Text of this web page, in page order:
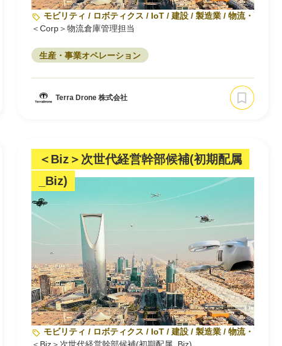
モビリティ / ロボティクス / IoT / 建設 / 製造業 / 物流・配送
＜Corp＞物流倉庫管理担当
生産・事業オペレーション
Terra Drone 株式会社
＜Biz＞次世代経営幹部候補(初期配属
_Biz)
モビリティ / ロボティクス / IoT / 建設 / 製造業 / 物流・配送